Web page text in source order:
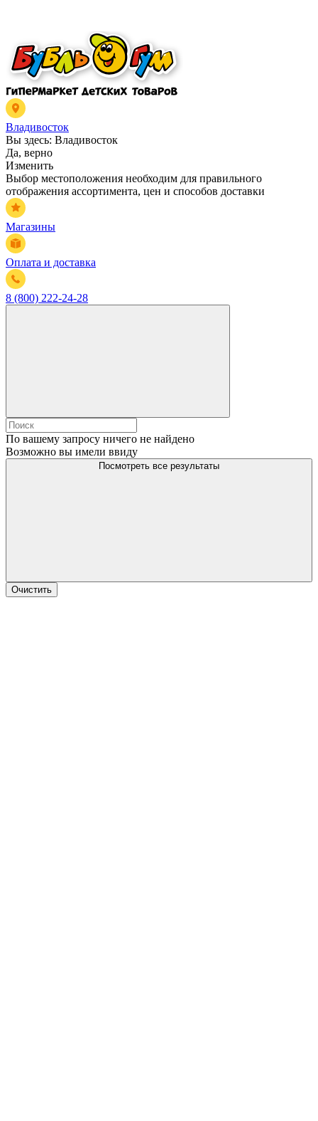
Владивосток
Вы здесь: Владивосток
Да, верно
Изменить
Выбор местоположения необходим для правильного
отображения ассортимента, цен и способов доставки
Магазины
Оплата и доставка
8 (800) 222-24-28
По вашему запросу ничего не найдено
Возможно вы имели ввиду
Посмотреть все результаты
Очистить